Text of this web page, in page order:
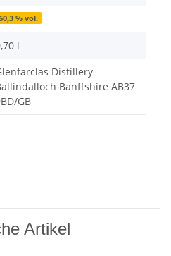
% vol.
l
Distillery
Banffshire AB37
GB
Artikel